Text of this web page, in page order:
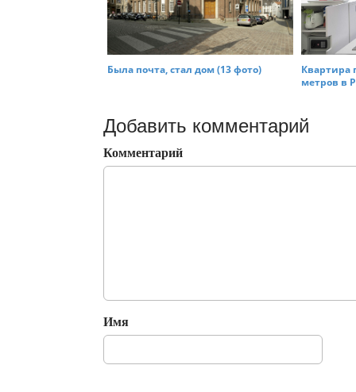
Была почта, стал дом (13 фото)
Квартира
метров в
Добавить комментарий
Комментарий
Имя